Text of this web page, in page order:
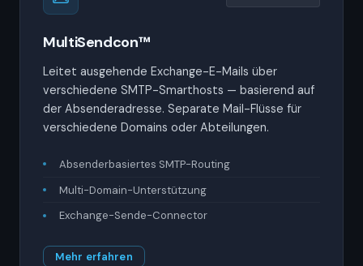
MultiSendcon™
Leitet ausgehende Exchange-E-Mails über
verschiedene SMTP-Smarthosts — basierend auf
der Absenderadresse. Separate Mail-Flüsse für
verschiedene Domains oder Abteilungen.
Absenderbasiertes SMTP-Routing
Multi-Domain-Unterstützung
Exchange-Sende-Connector
Mehr erfahren